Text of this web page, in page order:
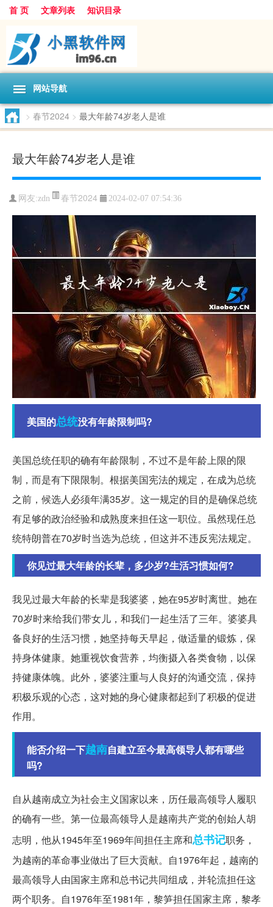
首 页 文章列表 知识目录
网站导航
> 春节2024 > 最大年龄74岁老人是谁
最大年龄74岁老人是谁
网友:zdn 春节2024 2024-02-07 07:54:36
美国的总统没有年龄限制吗?
美国总统任职的确有年龄限制，不过不是年龄上限的限
制，而是有下限限制。根据美国宪法的规定，在成为总统
之前，候选人必须年满35岁。这一规定的目的是确保总统
有足够的政治经验和成熟度来担任这一职位。虽然现任总
统特朗普在70岁时当选为总统，但这并不违反宪法规定。
你见过最大年龄的长辈，多少岁?生活习惯如何?
我见过最大年龄的长辈是我婆婆，她在95岁时离世。她在
70岁时来给我们带女儿，和我们一起生活了三年。婆婆具
备良好的生活习惯，她坚持每天早起，做适量的锻炼，保
持身体健康。她重视饮食营养，均衡摄入各类食物，以保
持健康体魄。此外，婆婆注重与人良好的沟通交流，保持
积极乐观的心态，这对她的身心健康都起到了积极的促进
作用。
能否介绍一下越南自建立至今最高领导人都有哪些
吗?
自从越南成立为社会主义国家以来，历任最高领导人履职
的确有一些。第一位最高领导人是越南共产党的创始人胡
志明，他从1945年至1969年间担任主席和总书记职务，
为越南的革命事业做出了巨大贡献。自1976年起，越南的
最高领导人由国家主席和总书记共同组成，并轮流担任这
两个职务。自1976年至1981年，黎笋担任国家主席，黎孝